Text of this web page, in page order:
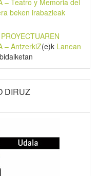
– Teatro y Memoria del
beken irabazleak
– AntzerkiZ(e)k Lanean
bidalketan
DIRUZ